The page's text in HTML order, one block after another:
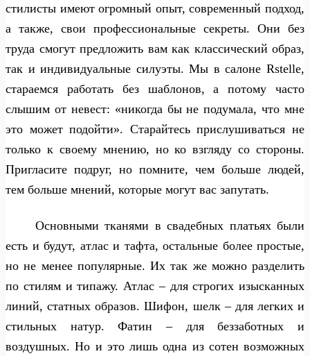
стилисты имеют огромный опыт, современный подход,
а также, свои профессиональные секреты. Они без
труда смогут предложить вам как классический образ,
так и индивидуальные силуэты. Мы в салоне Rstelle,
стараемся работать без шаблонов, а потому часто
слышим от невест: «никогда бы не подумала, что мне
это может подойти». Старайтесь прислушиваться не
только к своему мнению, но ко взгляду со стороны.
Пригласите подруг, но помните, чем больше людей,
тем больше мнений, которые могут вас запутать.
Основными тканями в свадебных платьях были
есть и будут, атлас и тафта, остальные более простые,
но не менее популярные. Их так же можно разделить
по стилям и типажу. Атлас – для строгих изысканных
линий, статных образов. Шифон, шелк – для легких и
стильных натур. Фатин – для беззаботных и
воздушных. Но и это лишь одна из сотен возможных